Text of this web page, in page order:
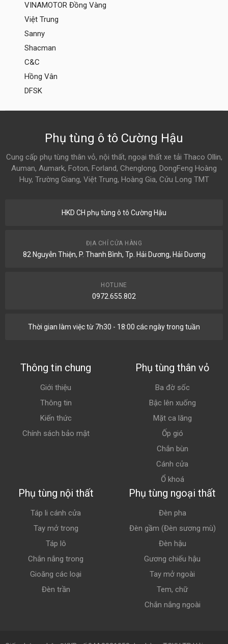
VINAMOTOR Đồng Vàng
Việt Trung
Sanny
Shacman
C&C
Hồng Vân
DFSK
Phụ tùng ô tô Cường Hậu
Cung cấp phụ tùng thân vỏ, nội thất, ngoại thất xe tải Thaco Ollin,
Auman, Aumark, Foton, Forland, Chenglong, DongFeng Hoàng
Huy, Trường Giang, Việt Trung, Hoàng Gia, Cửu Long TMT
HKD CH phụ tùng ô tô Cường Hậu
ĐỊA CHỈ CỬA HÀNG
82 Nguyễn Thiện, P. Thanh Bình, Tp. Hải Dương, Hải Dương
HOTLINE
0972.655.802
Thời gian làm việc từ 7h30 - 18:00 các ngày trong tuần
Thông tin chung
Giới thiệu
Thông tin
Kiến thức
Chính sách bảo mật
Phụ tùng thân vỏ
Ba đờ sốc
Bậc lên xuống
Mặt ca lăng
Ốp gió
Chắn bùn
Cánh cửa
Ổ khoá
Phụ tùng nội thất
Táp li cánh cửa
Tay mở trong
Táp lô
Chắn nắng trong
Gioăng các loại
Đèn trần
Phụ tùng ngoại thất
Đèn pha
Đèn gầm (Đèn sương mù)
Đèn hậu
Gương chiếu hậu
Tay mở ngoài
Tem, chữ
Chắn nắng ngoài